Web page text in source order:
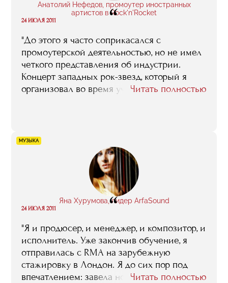
Анатолий Нефедов, промоутер иностранных
артистов в Rock'n'Rocket
“
24 ИЮЛЯ 2011
"До этого я часто соприкасался с
промоутерской деятельностью, но не имел
четкого представления об индустрии.
Концерт западных рок-звезд, который я
организовал во время учебы, стал первым
Читать полностью
МУЗЫКА
Яна Хурумова, лидер ArfaSound
“
24 ИЮЛЯ 2011
"Я и продюсер, и менеджер, и композитор, и
исполнитель. Уже закончив обучение, я
отправилась с RMA на зарубежную
стажировку в Лондон. Я до сих пор под
впечатлением: завела новые контакты,
Читать полностью